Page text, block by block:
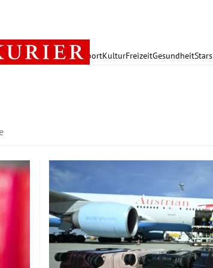
PolitikWirtschaft SportKulturFreizeitGesundheitStars